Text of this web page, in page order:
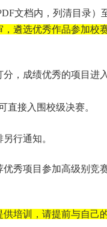
文档内，列清目录）
遴选优秀作品参加校
，成绩优秀的项目进
直接入围校级决赛。
行通知。
秀项目参加高级别竞赛
培训，请提前与自己